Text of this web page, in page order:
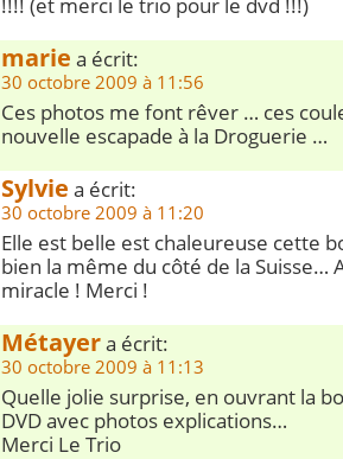
marie a écrit:
30 octobre 2009 à 11:56
Ces photos me font rêver … ces
nouvelle escapade à la Droguerie …
Sylvie a écrit:
30 octobre 2009 à 11:20
Elle est belle est chaleureuse cette
bien la même du côté de la Suisse…
miracle ! Merci !
Métayera écrit:
30 octobre 2009 à 11:13
Quelle jolie surprise, en ouvrant la
DVD avec photos explications…
Merci Le Trio